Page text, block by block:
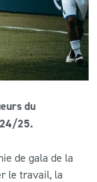
du
25.
de gala de la
le travail, la